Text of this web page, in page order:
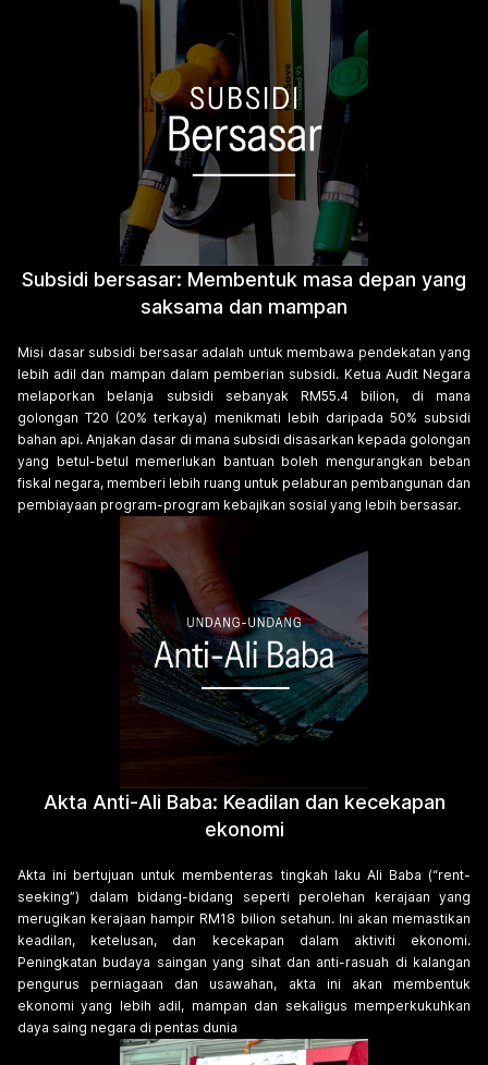
Subsidi bersasar: Membentuk masa depan yang
saksama dan mampan
Misi dasar subsidi bersasar adalah untuk membawa pendekatan yang
lebih adil dan mampan dalam pemberian subsidi. Ketua Audit Negara
melaporkan belanja subsidi sebanyak RM55.4 bilion, di mana
golongan T20 (20% terkaya) menikmati lebih daripada 50% subsidi
bahan api. Anjakan dasar di mana subsidi disasarkan kepada golongan
yang betul-betul memerlukan bantuan boleh mengurangkan beban
fiskal negara, memberi lebih ruang untuk pelaburan pembangunan dan
pembiayaan program-program kebajikan sosial yang lebih bersasar.
Akta Anti-Ali Baba: Keadilan dan kecekapan
ekonomi
Akta ini bertujuan untuk membenteras tingkah laku Ali Baba (“rent-
seeking”) dalam bidang-bidang seperti perolehan kerajaan yang
merugikan kerajaan hampir RM18 bilion setahun. Ini akan memastikan
keadilan, ketelusan, dan kecekapan dalam aktiviti ekonomi.
Peningkatan budaya saingan yang sihat dan anti-rasuah di kalangan
pengurus perniagaan dan usawahan, akta ini akan membentuk
ekonomi yang lebih adil, mampan dan sekaligus memperkukuhkan
daya saing negara di pentas dunia